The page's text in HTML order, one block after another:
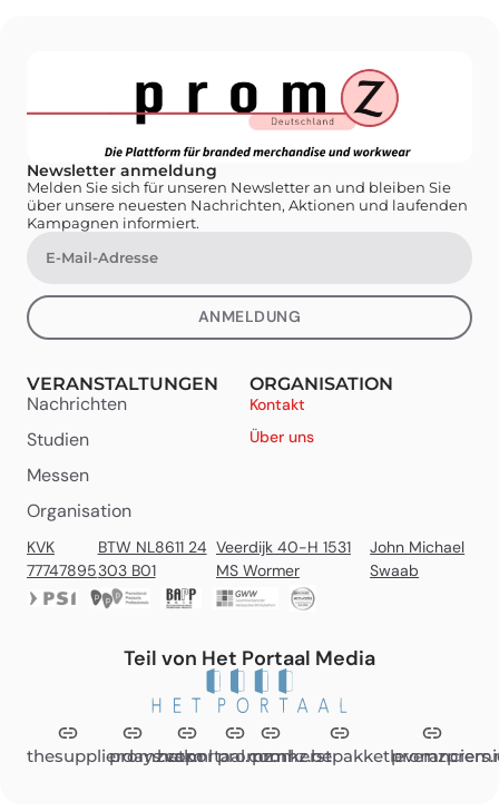
Newsletter anmeldung
Melden Sie sich für unseren Newsletter an und bleiben Sie
über unsere neuesten Nachrichten, Aktionen und laufenden
Kampagnen informiert.
ANMELDUNG
VERANSTALTUNGEN
Nachrichten
Studien
Messen
Organisation
ORGANISATION
Kontakt
Über uns
KVK
77747895
BTW NL8611 24
303 B01
Veerdijk 40-H 1531
MS Wormer
John Michael
Swaab
Teil von Het Portaal Media
thesupplierdays.com
promzvak.nl
hetportaal.com
promz.nl
promz.be